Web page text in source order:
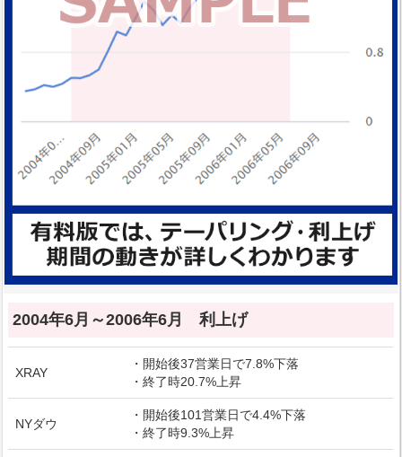
2004年6月～2006年6月 利上げ
XRAY
・開始後37営業日で7.8%下落
・終了時20.7%上昇
NYダウ
・開始後101営業日で4.4%下落
・終了時9.3%上昇